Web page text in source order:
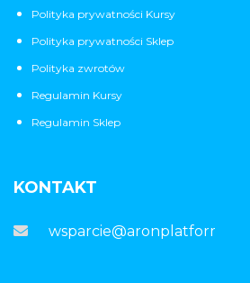
Polityka prywatności Kursy
Polityka prywatności Sklep
Polityka zwrotów
Regulamin Kursy
Regulamin Sklep
KONTAKT
wsparcie@aronplatforma.pl